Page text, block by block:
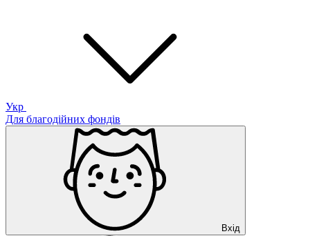
Укр
Для благодійних фондів
Вхід